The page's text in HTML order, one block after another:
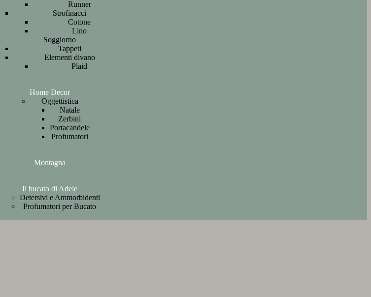
Runner
Strofinacci
Cotone
Lino
Soggiorno
Tappeti
Elementi divano
Plaid
Home Decor
Oggettistica
Natale
Zerbini
Portacandele
Profumatori
Montagna
Il bucato di Adele
Detersivi e Ammorbidenti
Profumatori per Bucato